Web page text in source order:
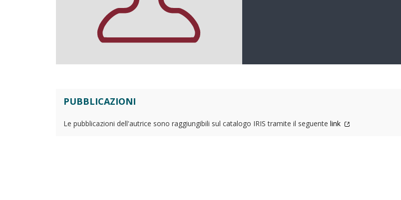
PUBBLICAZIONI
Le pubblicazioni dell'autrice sono raggiungibili sul catalogo IRIS tramite il seguente link